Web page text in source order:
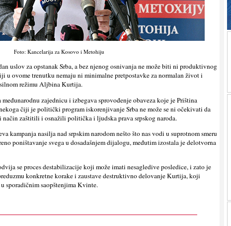
Foto: Kancelarija za Kosovo i Metohiju
uslov za opstanak Srba, a bez njenog osnivanja ne može biti ni produktivnog
u ovome trenutku nemaju ni minimalne pretpostavke za normalan život i
režimu Aljbina Kurtija.
zajednicu i izbegava sprovođenje obaveza koje je Priština
čiji je politički program iskorenjivanje Srba ne može se ni očekivati da
zaštitili i osnažili politička i ljudska prava srpskog naroda.
kampanja nasilja nad srpskim narodom nešto što nas vodi u suprotnom smeru
poništavanje svega u dosadašnjem dijalogu, međutim izostala je delotvorna
se proces destabilizacije koji može imati nesagledive posledice, i zato je
konkretne korake i zaustave destruktivno delovanje Kurtija, koji
sporadičnim saopštenjima Kvinte.